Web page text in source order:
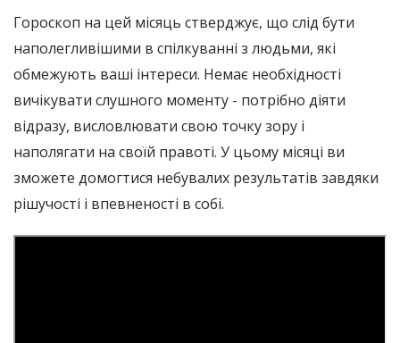
Гороскоп на цей місяць стверджує, що слід бути
наполегливішими в спілкуванні з людьми, які
обмежують ваші інтереси. Немає необхідності
вичікувати слушного моменту - потрібно діяти
відразу, висловлювати свою точку зору і
наполягати на своїй правоті. У цьому місяці ви
зможете домогтися небувалих результатів завдяки
рішучості і впевненості в собі.